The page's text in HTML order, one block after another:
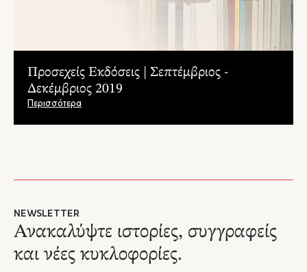
Προσεχείς Εκδόσεις | Σεπτέμβριος -
Δεκέμβριος 2019
Περισσότερα
NEWSLETTER
Ανακαλύψτε ιστορίες, συγγραφείς
και νέες κυκλοφορίες.